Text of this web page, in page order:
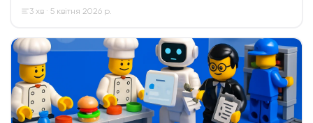
3 хв · 5 квітня 2026 р.